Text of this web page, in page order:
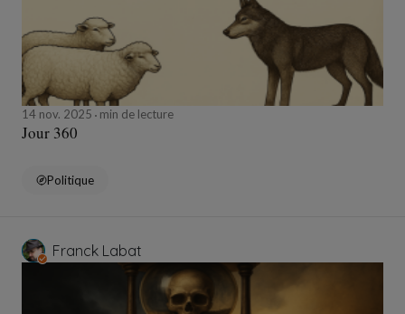
14 nov. 2025 min de lecture
Jour 360
Politique
Franck Labat